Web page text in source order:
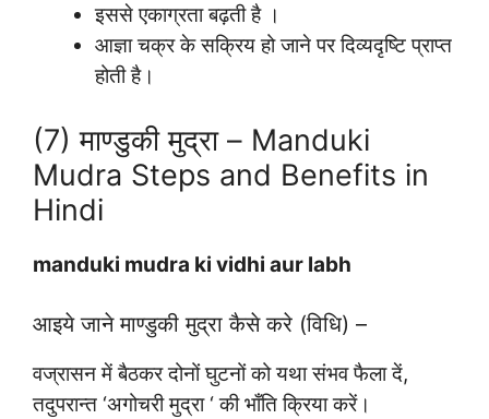
इससे एकाग्रता बढ़ती है ।
आज्ञा चक्र के सक्रिय हो जाने पर दिव्यदृष्टि प्राप्त
होती है।
(7) माण्डुकी मुद्रा – Manduki
Mudra Steps and Benefits in
Hindi
manduki mudra ki vidhi aur labh
आइये जाने माण्डुकी मुद्रा कैसे करे (विधि) –
वज्रासन में बैठकर दोनों घुटनों को यथा संभव फैला दें,
तदुपरान्त ‘अगोचरी मुद्रा ‘ की भाँति क्रिया करें।